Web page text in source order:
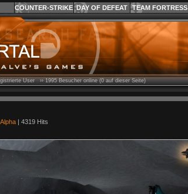
COUNTER-STRIKE DAY OF DEFEAT TEAM FORTRESS
User ››1995Besucher online (0 auf dieser Seite)
Alpha| 4319 Hits